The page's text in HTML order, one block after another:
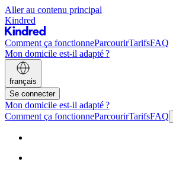
Aller au contenu principal
Kindred
Comment ça fonctionneParcourirTarifsFAQ
Mon domicile est-il adapté ?
français
Se connecter
Mon domicile est-il adapté ?
Comment ça fonctionneParcourirTarifsFAQ